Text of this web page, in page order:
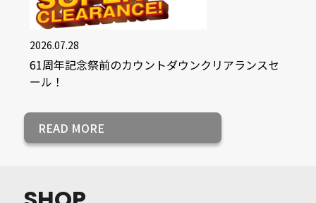
2026.07.28
61周年記念祭前のカウントダウンクリアランスセ
ール！
READ MORE